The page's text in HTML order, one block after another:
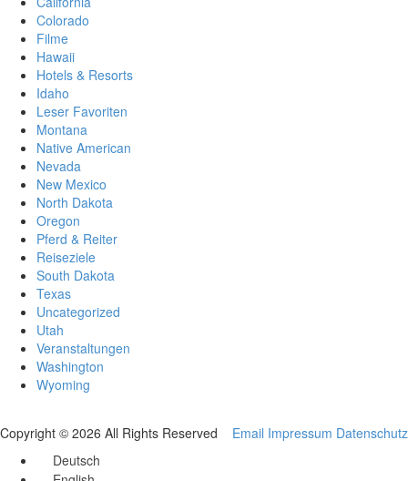
Colorado
Filme
Hawaii
Hotels & Resorts
Idaho
Leser Favoriten
Montana
Native American
Nevada
New Mexico
North Dakota
Oregon
Pferd & Reiter
Reiseziele
South Dakota
Texas
Uncategorized
Utah
Veranstaltungen
Washington
Wyoming
Copyright © 2026 All Rights Reserved Email Impressum Datenschutz
Deutsch